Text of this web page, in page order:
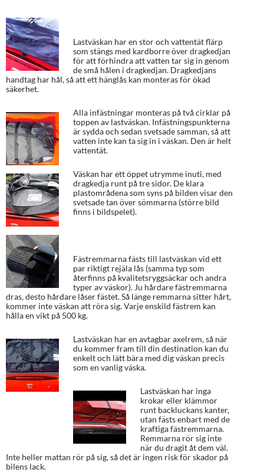
Lastväskan har en stor och vattentät flärp
som stängs med kardborre över dragkedjan
för att förhindra att vatten tar sig in genom
de små hålen i dragkedjan. Dragkedjans
handtag har hål, så att ett hänglås kan monteras för ökad
säkerhet.
Alla infästningar monteras på två cirklar på
toppen av lastväskan. Infästningspunkterna
är sydda och sedan svetsade samman, så att
vatten inte kan ta sig in i väskan. Den är helt
vattentät.
Väskan har ett öppet utrymme inuti, med
dragkedja runt på tre sidor. De klara
plastområdena som syns på bilden visar den
svetsade tan över sömmarna (större bild
finns i bildspelet).
Fästremmarna fästs till lastväskan vid ett
par riktigt rejäla lås (samma typ som
återfinns på kvalitetsryggsäckar och andra
typer av väskor). Ju hårdare fästremmarna
dras, desto hårdare låser fästet. Så länge remmarna sitter hårt,
kommer inte väskan att röra sig. Varje enskild fästrem kan
hålla en vikt på 500 kg.
Lastväskan har en avtagbar axelrem, så när
du kommer fram till din destination kan du
enkelt och lätt bära med dig väskan precis
som en vanlig väska.
Lastväskan har inga
krokar eller klämmor
runt backluckans kanter,
utan fästs enbart med de
kraftiga fästremmarna.
Remmarna rör sig inte
när du dragit åt dem väl.
Inte heller mattan rör på sig, så det är ingen risk för skador på
bilens lack.